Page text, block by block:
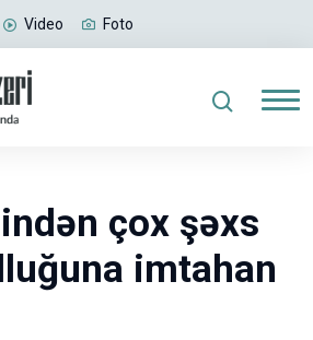
Video Foto
çox şəxs
imtahan